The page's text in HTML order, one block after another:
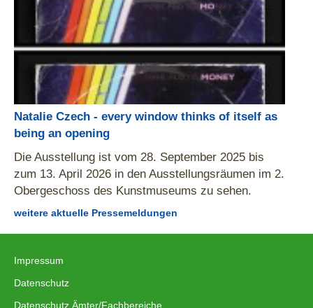
Natalie Czech - every window thinks of itself as
being an opening
Die Ausstellung ist vom 28. September 2025 bis
zum 13. April 2026 in den Ausstellungsräumen im 2.
Obergeschoss des Kunstmuseums zu sehen.
weitere aktuelle Pressemeldungen
Impressum
Datenschutz
Datenschutz Ämter/Fachbereiche